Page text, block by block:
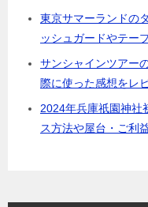
東京サマーランドの
ッシュガードやテー
サンシャインツアー
際に使った感想をレ
2024年兵庫祇園神社
ス方法や屋台・ご利